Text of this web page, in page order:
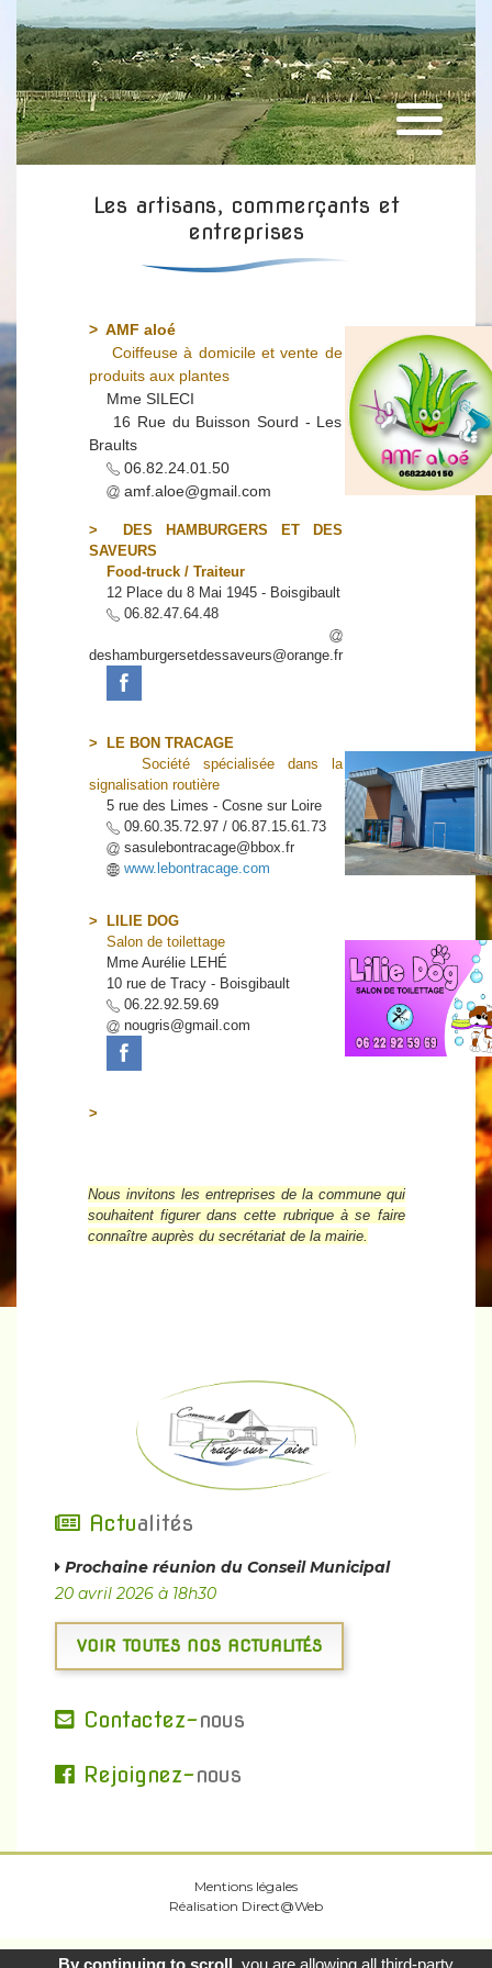
Les artisans, commerçants et
entreprises
> AMF aloé
Coiffeuse à domicile et vente de
produits aux plantes
Mme SILECI
16 Rue du Buisson Sourd - Les
Braults
06.82.24.01.50
amf.aloe@gmail.com
> DES HAMBURGERS ET DES
SAVEURS
Food-truck / Traiteur
12 Place du 8 Mai 1945 - Boisgibault
06.82.47.64.48
deshamburgersetdessaveurs@orange.fr
> LE BON TRACAGE
Société spécialisée dans la
signalisation routière
5 rue des Limes - Cosne sur Loire
09.60.35.72.97 / 06.87.15.61.73
sasulebontracage@bbox.fr
www.lebontracage.com
> LILIE DOG
Salon de toilettage
Mme Aurélie LEHÉ
10 rue de Tracy - Boisgibault
06.22.92.59.69
nougris@gmail.com
>
Nous invitons les entreprises de la commune qui
souhaitent figurer dans cette rubrique à se faire
connaître auprès du secrétariat de la mairie.
Actualités
Prochaine réunion du Conseil Municipal
20 avril 2026 à 18h30
VOIR TOUTES NOS ACTUALITÉS
Contactez-nous
Rejoignez-nous
Mentions légales
Réalisation Direct@Web
By continuing to scroll, you are allowing all third-party